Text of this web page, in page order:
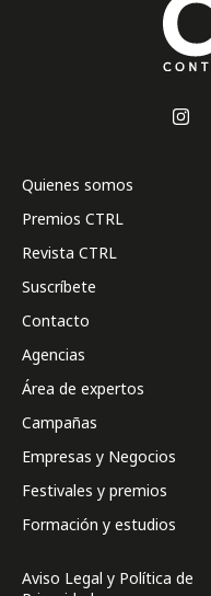
Quienes somos
Premios CTRL
Revista CTRL
Suscríbete
Contacto
Agencias
Área de expertos
Campañas
Empresas y Negocios
Festivales y premios
Formación y estudios
Aviso Legal y Política de